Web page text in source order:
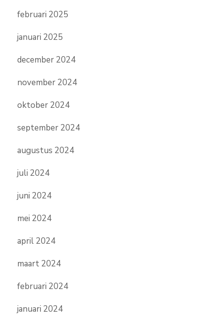
februari 2025
januari 2025
december 2024
november 2024
oktober 2024
september 2024
augustus 2024
juli 2024
juni 2024
mei 2024
april 2024
maart 2024
februari 2024
januari 2024